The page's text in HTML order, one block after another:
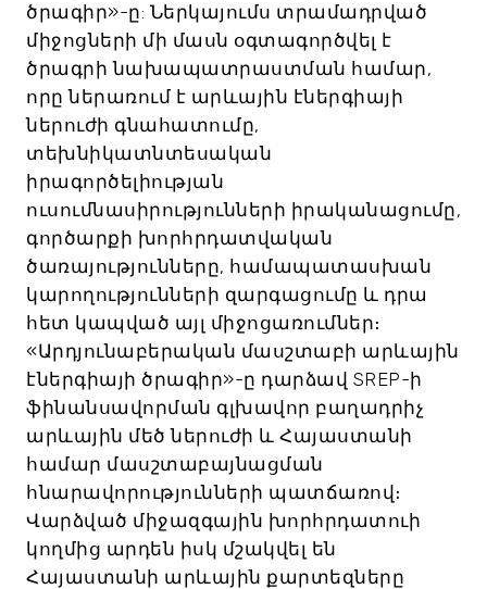
ծրագիր»-ը: Ներկայումս տրամադրված
միջոցների մի մասն օգտագործվել է
ծրագրի նախապատրաստման համար,
որը ներառում է արևային էներգիայի
ներուժի գնահատումը,
տեխնիկատնտեսական
իրագործելիության
ուսումնասիրությունների իրականացումը,
գործարքի խորհրդատվական
ծառայությունները, համապատասխան
կարողությունների զարգացումը և դրա
հետ կապված այլ միջոցառումներ։
«Արդյունաբերական մասշտաբի արևային
էներգիայի ծրագիր»-ը դարձավ SREP-ի
ֆինանսավորման գլխավոր բաղադրիչ
արևային մեծ ներուժի և Հայաստանի
համար մասշտաբայնացման
հնարավորությունների պատճառով։
Վարձված միջազգային խորհրդատուի
կողմից արդեն իսկ մշակվել են
Հայաստանի արևային քարտեզները